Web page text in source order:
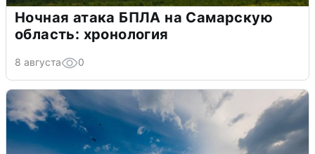
Ночная атака БПЛА на Самарскую
область: хронология
8 августа 0